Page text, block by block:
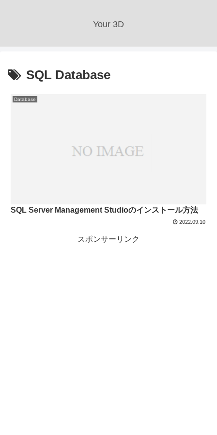
Your 3D
SQL Database
Database
SQL Server Management Studioのインストール方法
2022.09.10
スポンサーリンク